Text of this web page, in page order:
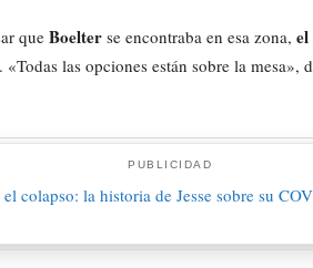
que Boelter se encontraba en esa zona, el
las opciones están sobre la mesa»,
PUBLICIDAD